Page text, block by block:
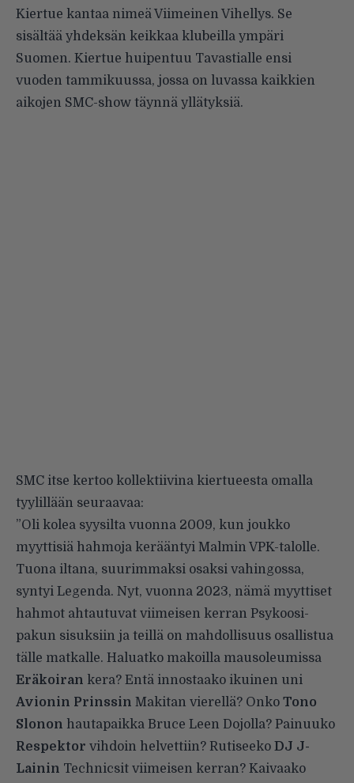
Kiertue kantaa nimeä Viimeinen Vihellys. Se
sisältää yhdeksän keikkaa klubeilla ympäri
Suomen. Kiertue huipentuu Tavastialle ensi
vuoden tammikuussa, jossa on luvassa kaikkien
aikojen SMC-show täynnä yllätyksiä.
SMC itse kertoo kollektiivina kiertueesta omalla
tyylillään seuraavaa:
”Oli kolea syysilta vuonna 2009, kun joukko
myyttisiä hahmoja kerääntyi Malmin VPK-talolle.
Tuona iltana, suurimmaksi osaksi vahingossa,
syntyi Legenda. Nyt, vuonna 2023, nämä myyttiset
hahmot ahtautuvat viimeisen kerran Psykoosi-
pakun sisuksiin ja teillä on mahdollisuus osallistua
tälle matkalle. Haluatko makoilla mausoleumissa
Eräkoiran kera? Entä innostaako ikuinen uni
Avionin Prinssin Makitan vierellä? Onko Tono
Slonon hautapaikka Bruce Leen Dojolla? Painuuko
Respektor vihdoin helvettiin? Rutiseeko DJ J-
Lainin Technicsit viimeisen kerran? Kaivaako